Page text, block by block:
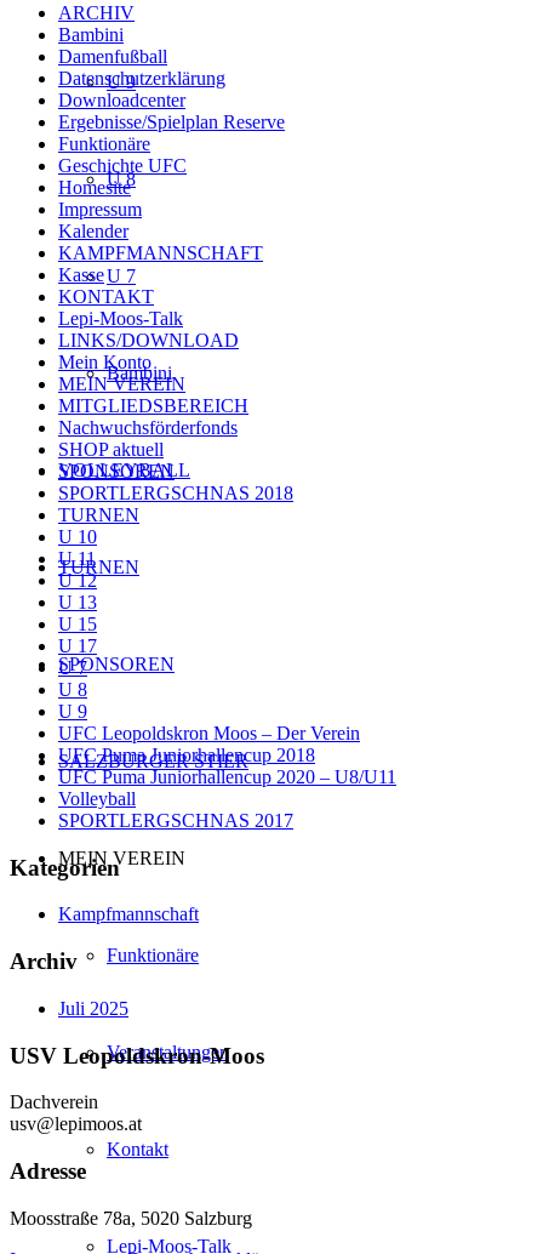
U 9
U 8
U 7
Bambini
VOLLEYBALL
TURNEN
SPONSOREN
SALZBURGER STIER
MEIN VEREIN
Funktionäre
Veranstaltungen
Kontakt
Lepi-Moos-Talk
ARCHIV
Bambini
Damenfußball
Datenschutzerklärung
Downloadcenter
Ergebnisse/Spielplan Reserve
Funktionäre
Geschichte UFC
Homesite
Impressum
Kalender
KAMPFMANNSCHAFT
Kasse
KONTAKT
Lepi-Moos-Talk
LINKS/DOWNLOAD
Mein Konto
MEIN VEREIN
MITGLIEDSBEREICH
Nachwuchsförderfonds
SHOP aktuell
SPONSOREN
SPORTLERGSCHNAS 2018
TURNEN
U 10
U 11
U 12
U 13
U 15
U 17
U 7
U 8
U 9
UFC Leopoldskron Moos – Der Verein
UFC Puma Juniorhallencup 2018
UFC Puma Juniorhallencup 2020 – U8/U11
Volleyball
SPORTLERGSCHNAS 2017
Kategorien
Kampfmannschaft
Archiv
Juli 2025
USV Leopoldskron-Moos
Dachverein
usv@lepimoos.at
Adresse
Moosstraße 78a, 5020 Salzburg